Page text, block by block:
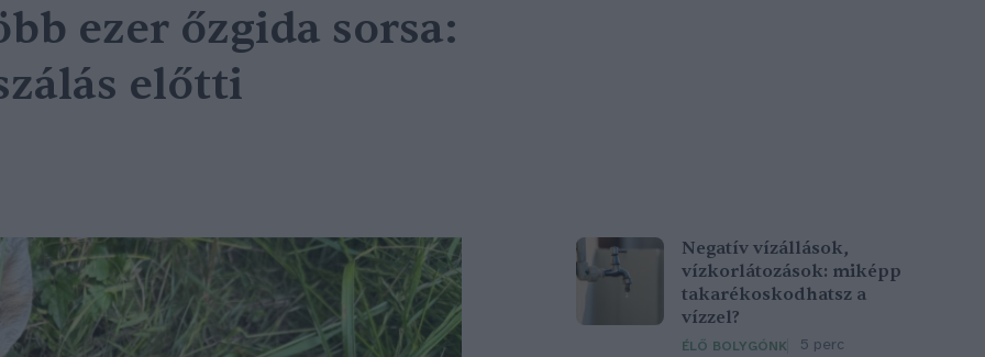
Negatív vízállások,
vízkorlátozások: miképp
takarékoskodhatsz a
vízzel?
ÉLŐ BOLYGÓNK 5 perc
ezer őzgida sorsa:
előtti